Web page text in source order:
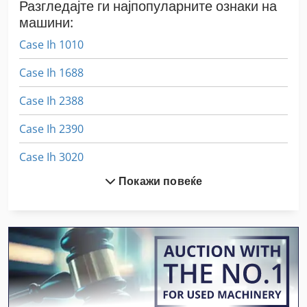
Разгледајте ги најпопуларните ознаки на
машини:
Case Ih 1010
Case Ih 1688
Case Ih 2388
Case Ih 2390
Case Ih 3020
Case Ih 4420
Case Ih 7120
Case Ih 8010
Покажи повеќе